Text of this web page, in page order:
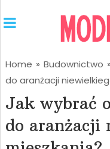
Home » Budownictwo »
do aranżacji
Jak wybrać
do aranżacji